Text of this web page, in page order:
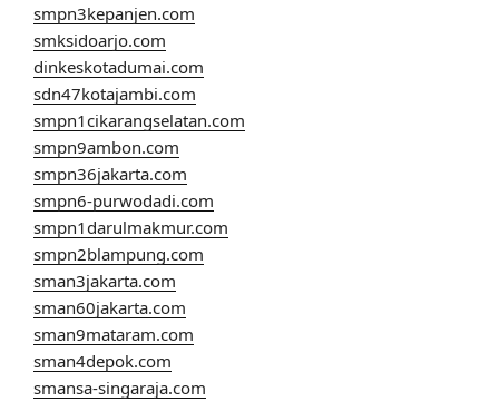
smpn3kepanjen.com
smksidoarjo.com
dinkeskotadumai.com
sdn47kotajambi.com
smpn1cikarangselatan.com
smpn9ambon.com
smpn36jakarta.com
smpn6-purwodadi.com
smpn1darulmakmur.com
smpn2blampung.com
sman3jakarta.com
sman60jakarta.com
sman9mataram.com
sman4depok.com
smansa-singaraja.com